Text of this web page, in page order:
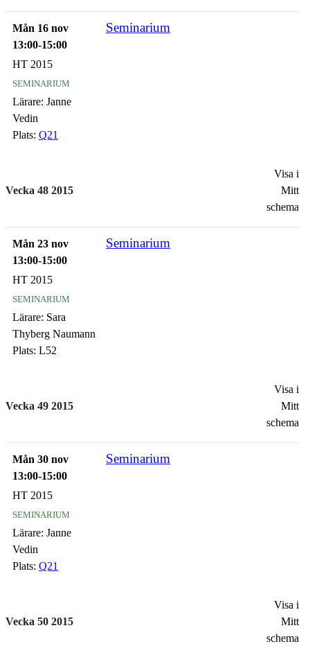
Mån 16 nov
13:00-15:00
Seminarium
HT 2015
seminarium
Lärare: Janne
Vedin
Plats: Q21
Vecka 48 2015
Visa i
Mitt
schema
Mån 23 nov
13:00-15:00
Seminarium
HT 2015
seminarium
Lärare: Sara
Thyberg Naumann
Plats: L52
Vecka 49 2015
Visa i
Mitt
schema
Mån 30 nov
13:00-15:00
Seminarium
HT 2015
seminarium
Lärare: Janne
Vedin
Plats: Q21
Vecka 50 2015
Visa i
Mitt
schema